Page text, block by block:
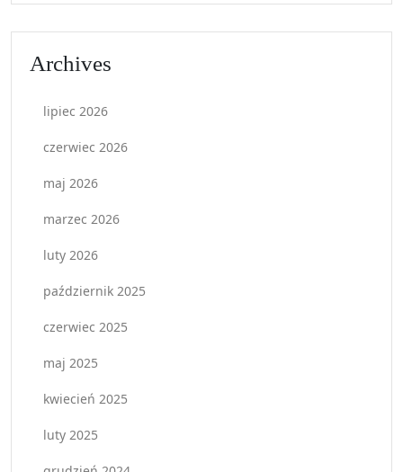
Archives
lipiec 2026
czerwiec 2026
maj 2026
marzec 2026
luty 2026
październik 2025
czerwiec 2025
maj 2025
kwiecień 2025
luty 2025